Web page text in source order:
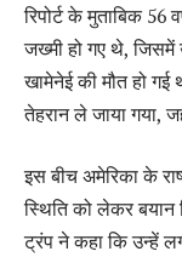
रिपोर्ट के मुताबिक 56
जख्मी हो गए थे, जिसमें
खामेनेई की मौत हो गई
तेहरान ले जाया गया,
इस बीच अमेरिका के
स्थिति को लेकर बयान
ट्रंप ने कहा कि उन्हें